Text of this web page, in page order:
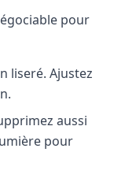
pour
liseré. Ajustez
aussi
pour